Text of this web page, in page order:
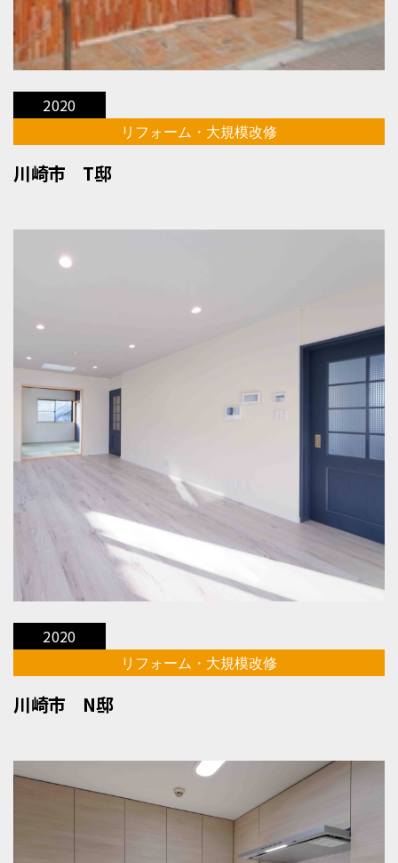
2020
リフォーム・大規模改修
川崎市 T邸
2020
リフォーム・大規模改修
川崎市 N邸